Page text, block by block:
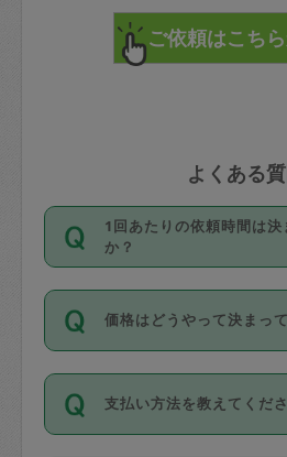
よくある
1回あたりの依頼時間は
か？
依頼1回につき3時間固
超えて依頼したい場合は
利用ください。機能を
の上事前申請することが
お、3時間を下回っても
価格はどうやって決まっ
11種類の価格帯の中か
身が価格を選んで設定し
タスカジさんの価格設
支払い方法を教えてくだ